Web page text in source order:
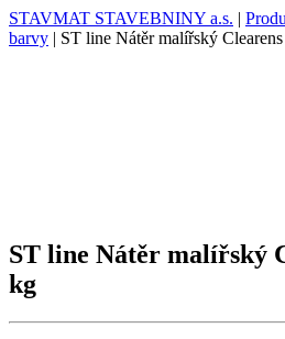
STAVMAT STAVEBNINY a.s. |
barvy | ST line Nátěr malířský
ST line Nátěr malířský
kg